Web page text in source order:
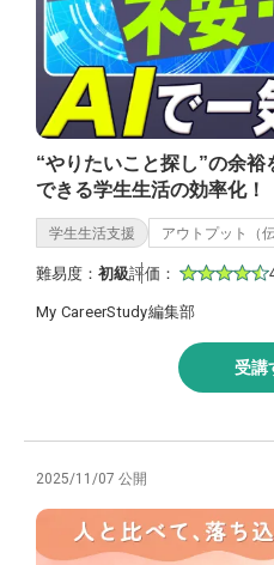
“やりたいこと探し”の余
できる学生生活の効率化！
学生生活支援 アウトプット（伝
難易度： 初級評価：
My CareerStudy編集部
受講
2025/11/07 公開